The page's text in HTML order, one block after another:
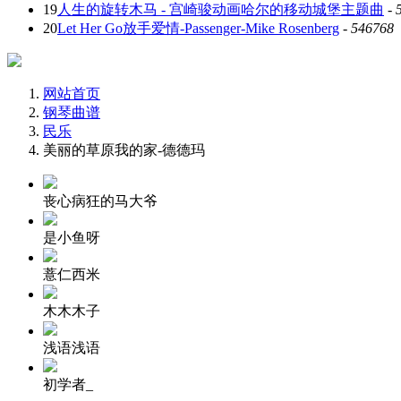
19人生的旋转木马 - 宫崎骏动画哈尔的移动城堡主题曲 -
20Let Her Go放手爱情-Passenger-Mike Rosenberg - 546768
网站首页
钢琴曲谱
民乐
美丽的草原我的家-德德玛
丧心病狂的马大爷
是小鱼呀
薏仁西米
木木木子
浅语浅语
初学者_